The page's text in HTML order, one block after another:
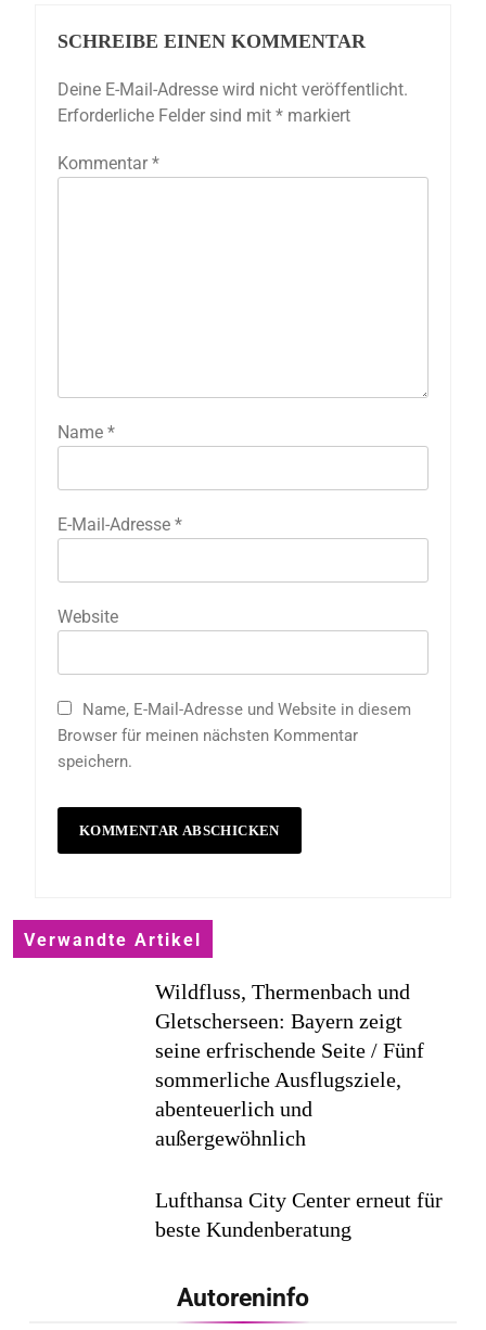
SCHREIBE EINEN KOMMENTAR
Deine E-Mail-Adresse wird nicht veröffentlicht.
Erforderliche Felder sind mit * markiert
Kommentar *
Name *
E-Mail-Adresse *
Website
Name, E-Mail-Adresse und Website in diesem
Browser für meinen nächsten Kommentar
speichern.
Verwandte Artikel
Wildfluss, Thermenbach und
Gletscherseen: Bayern zeigt
seine erfrischende Seite / Fünf
sommerliche Ausflugsziele,
abenteuerlich und
außergewöhnlich
Lufthansa City Center erneut für
beste Kundenberatung
Studie sieht LCC zum siebten
Mal in Folge vorn
Autoreninfo